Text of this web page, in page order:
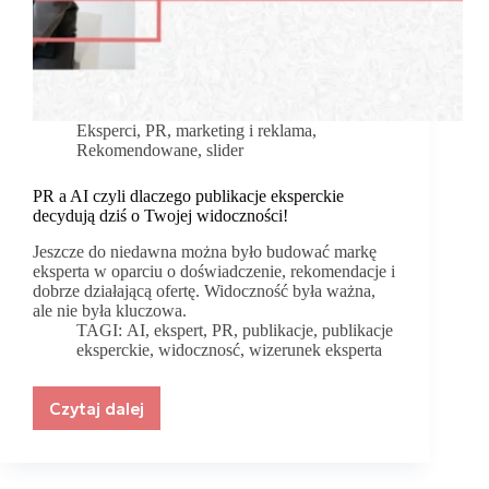
Eksperci, PR, marketing i reklama,
Rekomendowane, slider
PR a AI czyli dlaczego publikacje eksperckie
decydują dziś o Twojej widoczności!
Jeszcze do niedawna można było budować markę
eksperta w oparciu o doświadczenie, rekomendacje i
dobrze działającą ofertę. Widoczność była ważna,
ale nie była kluczowa.
TAGI: AI,ekspert,PR,publikacje,publikacje
eksperckie, widocznosć, wizerunek eksperta
Czytaj dalej
PR